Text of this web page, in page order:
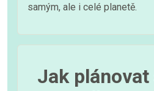
samým, ale i celé planetě.
Jak